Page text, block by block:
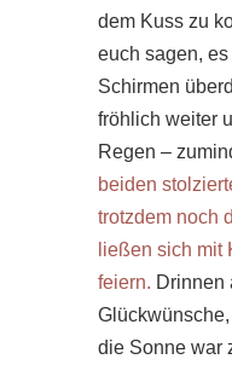
dem Kuss zu
euch sagen,
Schirmen
fröhlich weiter
Regen –
beiden
trotzdem noch
ließen sich mit
feiern. Drinnen
die Sonne war